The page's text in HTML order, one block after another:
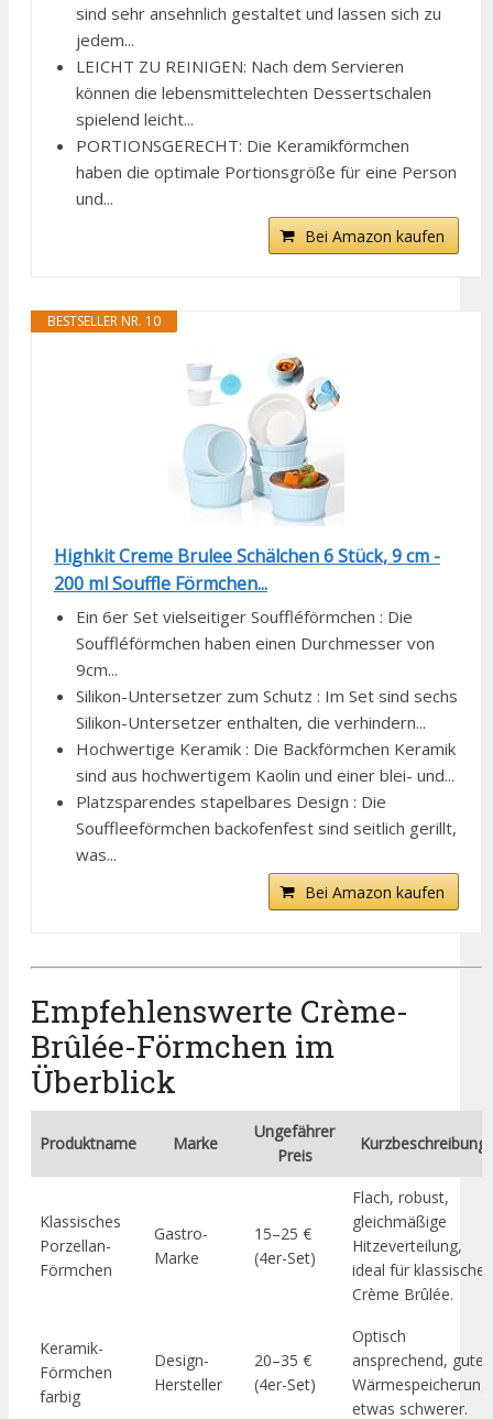
sind sehr ansehnlich gestaltet und lassen sich zu
jedem...
LEICHT ZU REINIGEN: Nach dem Servieren
können die lebensmittelechten Dessertschalen
spielend leicht...
PORTIONSGERECHT: Die Keramikförmchen
haben die optimale Portionsgröße für eine Person
und...
Bei Amazon kaufen
BESTSELLER NR. 10
Highkit Creme Brulee Schälchen 6 Stück, 9 cm -
200 ml Souffle Förmchen...
Ein 6er Set vielseitiger Souffléförmchen : Die
Souffléförmchen haben einen Durchmesser von
9cm...
Silikon-Untersetzer zum Schutz : Im Set sind sechs
Silikon-Untersetzer enthalten, die verhindern...
Hochwertige Keramik : Die Backförmchen Keramik
sind aus hochwertigem Kaolin und einer blei- und...
Platzsparendes stapelbares Design : Die
Souffleeförmchen backofenfest sind seitlich gerillt,
was...
Bei Amazon kaufen
Empfehlenswerte Crème-
Brûlée-Förmchen im
Überblick
Produktname Marke
Ungefährer
Preis
Kurzbeschreibung
Klassisches
Porzellan-
Förmchen
Gastro-
Marke
15–25 €
(4er-Set)
Flach, robust,
gleichmäßige
Hitzeverteilung,
ideal für klassische
Crème Brûlée.
Keramik-
Förmchen
farbig
Design-
Hersteller
20–35 €
(4er-Set)
Optisch
ansprechend, gute
Wärmespeicherung,
etwas schwerer.